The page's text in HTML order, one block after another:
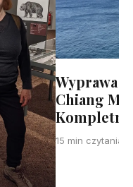
Wyprawa
Chiang
15 min czytania